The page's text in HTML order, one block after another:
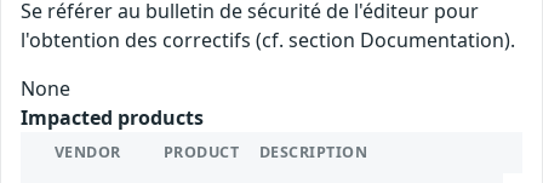
Se référer au bulletin de sécurité de l'éditeur pour
l'obtention des correctifs (cf. section Documentation).
None
Impacted products
VENDOR PRODUCT DESCRIPTION